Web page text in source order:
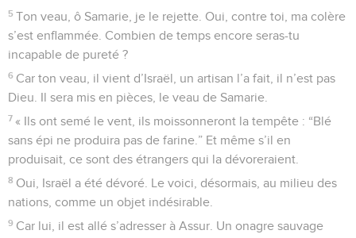
5 Ton veau, ô Samarie, je le rejette. Oui, contre toi, ma colère
s’est enflammée. Combien de temps encore seras-tu
incapable de pureté ?
6 Car ton veau, il vient d’Israël, un artisan l’a fait, il n’est pas
Dieu. Il sera mis en pièces, le veau de Samarie.
7 « Ils ont semé le vent, ils moissonneront la tempête : “Blé
sans épi ne produira pas de farine.” Et même s’il en
produisait, ce sont des étrangers qui la dévoreraient.
8 Oui, Israël a été dévoré. Le voici, désormais, au milieu des
nations, comme un objet indésirable.
9 Car lui, il est allé s’adresser à Assur. Un onagre sauvage